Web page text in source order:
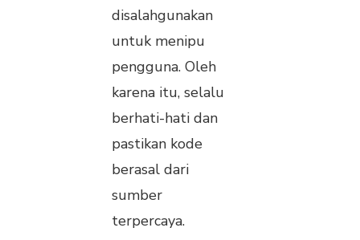
disalahgunakan
untuk menipu
pengguna. Oleh
karena itu, selalu
berhati-hati dan
pastikan kode
berasal dari
sumber
terpercaya.